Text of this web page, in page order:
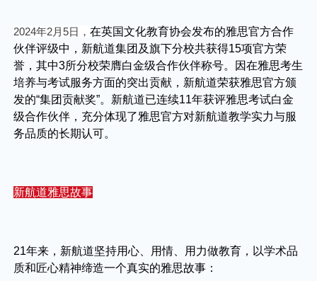
2024年2月5日，在英国文化教育协会发布的雅思官方合作
伙伴评级中，新航道集团及旗下分校共获得15项官方荣
誉，其中3所分校荣膺白金级合作伙伴称号。因在雅思考生
培养与考试服务方面的突出贡献，新航道荣获雅思官方颁
发的“集团贡献奖”。新航道已连续11年获评雅思考试白金
级合作伙伴，充分体现了雅思官方对新航道教学实力与服
务品质的长期认可。
新航道雅思故事
21年来，新航道坚持用心、用情、用力做教育，以学术品
质和匠心精神缔造一个真实的雅思故事：